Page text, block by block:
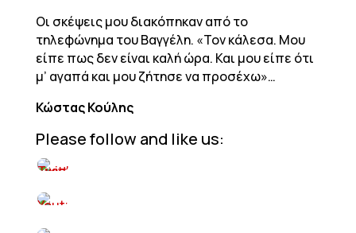
Οι σκέψεις μου διακόπηκαν από το
τηλεφώνημα του Βαγγέλη. «Τον κάλεσα. Μου
είπε πως δεν είναι καλή ώρα. Και μου είπε ότι
μ’ αγαπά και μου ζήτησε να προσέχω»…
Κώστας Κούλης
Please follow and like us: